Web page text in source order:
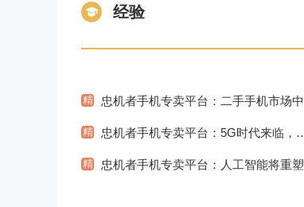
经验
精 忠机者手机专卖平台：二手手机市场中的环保理念
精 忠机者手机专卖平台：5G时代来临，手机市场将迎来新变革
精 忠机者手机专卖平台：人工智能将重塑未来医疗产业